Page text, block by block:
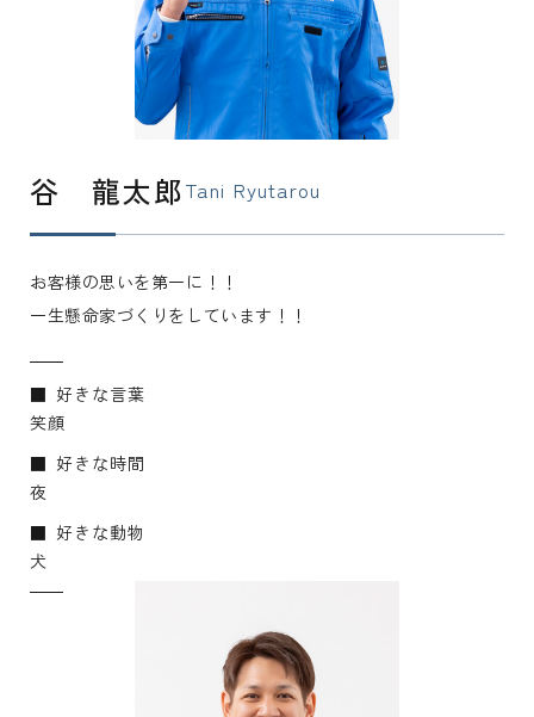
谷 龍太郎Tani Ryutarou
お客様の思いを第一に！！
一生懸命家づくりをしています！！
好きな言葉
笑顔
好きな時間
夜
好きな動物
犬